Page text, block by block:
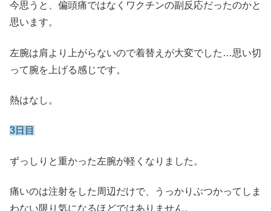
今思うと、偏頭痛ではなくワクチンの副反応だったのかと
思います。
左腕は肩より上がらないので着替えが大変でした…思い切
って腕を上げる感じです。
熱はなし。
3日目
ずっしりと重かった左腕が軽くなりました。
痛いのは注射をした周辺だけで、うっかりぶつかってしま
わない限り気になるほどではありません。